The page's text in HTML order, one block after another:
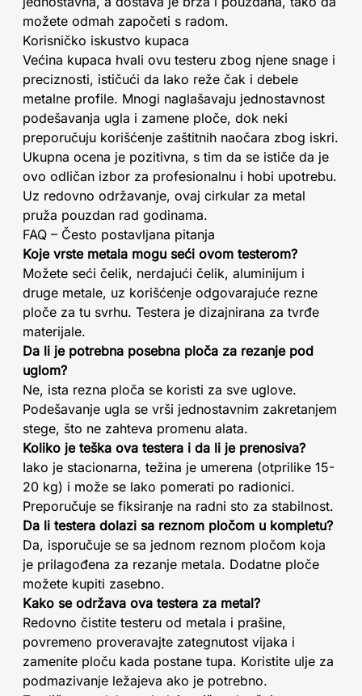
možete odmah započeti s radom.
Korisničko iskustvo kupaca
Većina kupaca hvali ovu testeru zbog njene snage i
preciznosti, ističući da lako reže čak i debele
metalne profile. Mnogi naglašavaju jednostavnost
podešavanja ugla i zamene ploče, dok neki
preporučuju korišćenje zaštitnih naočara zbog iskri.
Ukupna ocena je pozitivna, s tim da se ističe da je
ovo odličan izbor za profesionalnu i hobi upotrebu.
Uz redovno održavanje, ovaj cirkular za metal
pruža pouzdan rad godinama.
FAQ – Često postavljana pitanja
Koje vrste metala mogu seći ovom testerom?
Možete seći čelik, nerdajući čelik, aluminijum i
druge metale, uz korišćenje odgovarajuće rezne
ploče za tu svrhu. Testera je dizajnirana za tvrđe
materijale.
Da li je potrebna posebna ploča za rezanje pod
uglom?
Ne, ista rezna ploča se koristi za sve uglove.
Podešavanje ugla se vrši jednostavnim zakretanjem
stege, što ne zahteva promenu alata.
Koliko je teška ova testera i da li je prenosiva?
Iako je stacionarna, težina je umerena (otprilike 15-
20 kg) i može se lako pomerati po radionici.
Preporučuje se fiksiranje na radni sto za stabilnost.
Da li testera dolazi sa reznom pločom u kompletu?
Da, isporučuje se sa jednom reznom pločom koja
je prilagođena za rezanje metala. Dodatne ploče
možete kupiti zasebno.
Kako se održava ova testera za metal?
Redovno čistite testeru od metala i prašine,
povremeno proveravajte zategnutost vijaka i
zamenite ploču kada postane tupa. Koristite ulje za
podmazivanje ležajeva ako je potrebno.